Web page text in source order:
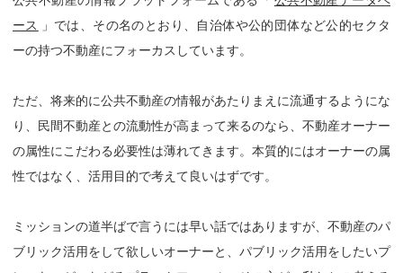
ース
」では、その名のとおり、自治体や公的団体など公的セクタ
ーの持つ不動産にフォーカスしています。
ただ、将来的に公共不動産の情報があたりまえに流通するようにな
り、民間不動産との流動性が高まって来るのなら、不動産オーナー
の属性にこだわる必要性は薄れてきます。本質的にはオーナーの属
性ではなく、活用目的で考えて良いはずです。
ミッションの道半ばで言うには早い話ではありますが、不動産のパ
ブリック活用をして欲しいオーナーと、パブリック活用をしたいプ